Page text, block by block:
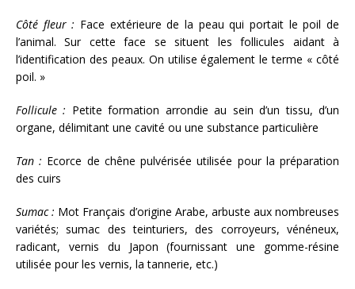
Côté fleur : Face extérieure de la peau qui portait le poil de
l’animal. Sur cette face se situent les follicules aidant à
l’identification des peaux. On utilise également le terme « côté
poil. »
Follicule : Petite formation arrondie au sein d’un tissu, d’un
organe, délimitant une cavité ou une substance particulière
Tan : Ecorce de chêne pulvérisée utilisée pour la préparation
des cuirs
Sumac : Mot Français d’origine Arabe, arbuste aux nombreuses
variétés; sumac des teinturiers, des corroyeurs, vénéneux,
radicant, vernis du Japon (fournissant une gomme-résine
utilisée pour les vernis, la tannerie, etc.)